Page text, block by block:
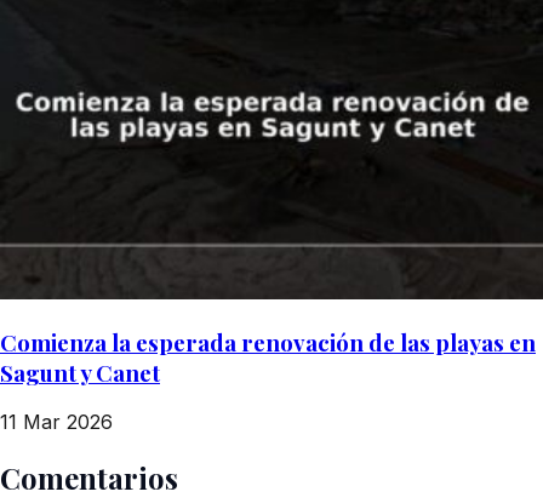
Comienza la esperada renovación de las playas en
Sagunt y Canet
11 Mar 2026
Comentarios